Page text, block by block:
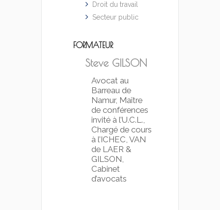
Droit du travail
Secteur public
FORMATEUR
Steve GILSON
Avocat au
Barreau de
Namur, Maître
de conférences
invité à l’U.C.L.,
Chargé de cours
à l’ICHEC, VAN
de LAER &
GILSON,
Cabinet
d’avocats